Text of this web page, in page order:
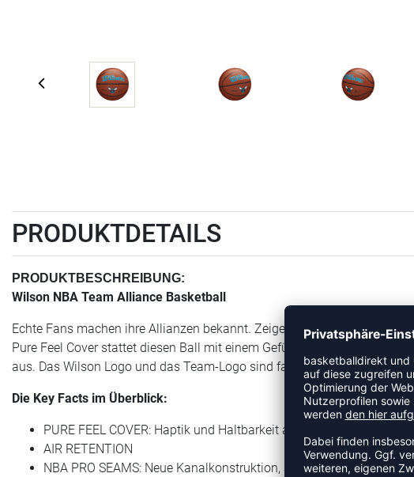
PRODUKTDETAILS
PRODUKTBESCHREIBUNG:
Wilson NBA Team Alliance Basketball
Echte Fans machen ihre Allianzen bekannt. Zeige dein Stolz mit dem
Pure Feel Cover stattet diesen Ball mit einem Gefühl auf Profi-Niveau,
aus. Das Wilson Logo und das Team-Logo sind farblich aufeinander
Die Key Facts im Überblick:
PURE FEEL COVER: Haptik und Haltbarkeit auf Profi-Niveau
AIR RETENTION
NBA PRO SEAMS: Neue Kanalkonstruktion, angepasst an die